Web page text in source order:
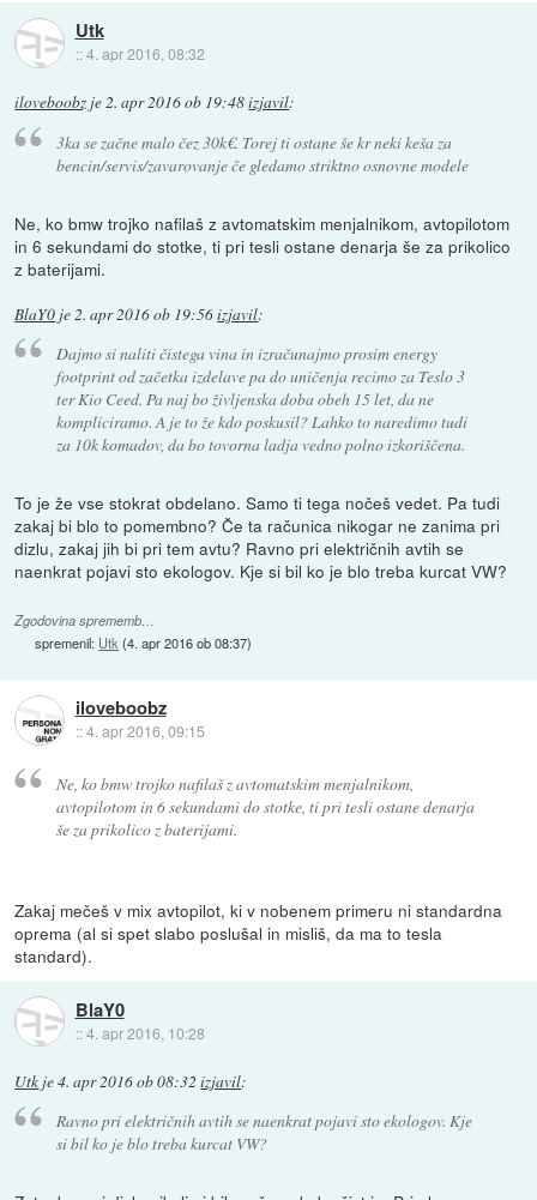
Utk
::4. apr 2016, 08:32
iloveboobz je2. apr 2016 ob 19:48izjavil:
3ka se začne malo čez 30k€. Torej ti ostane še kr neki keša za
bencin/servis/zavarovanje če gledamo striktno osnovne modele
Ne, ko bmw trojko nafilaš z avtomatskim menjalnikom, avtopilotom
in 6 sekundami do stotke, ti pri tesli ostane denarja še za prikolico
z baterijami.
BlaY0 je 2. apr 2016 ob 19:56izjavil:
Dajmo si naliti čistega vina in izračunajmo prosim energy
footprint od začetka izdelave pa do uničenja recimo za Teslo 3
ter Kio Ceed. Pa naj bo življenska doba obeh 15 let, da ne
kompliciramo. A je to že kdo poskusil? Lahko to naredimo tudi
za 10k komadov, da bo tovorna ladja vedno polno izkoriščena.
To je že vse stokrat obdelano. Samo ti tega nočeš vedet. Pa tudi
zakaj bi blo to pomembno? Če ta računica nikogar ne zanima pri
dizlu, zakaj jih bi pri tem avtu? Ravno pri električnih avtih se
naenkrat pojavi sto ekologov. Kje si bil ko je blo treba kurcat VW?
Zgodovina sprememb…
spremenil: Utk(4. apr 2016 ob 08:37)
iloveboobz
::4. apr 2016, 09:15
Ne, ko bmw trojko nafilaš z avtomatskim menjalnikom,
avtopilotom in 6 sekundami do stotke, ti pri tesli ostane denarja
še za prikolico z baterijami.
Zakaj mečeš v mix avtopilot, ki v nobenem primeru ni standardna
oprema (al si spet slabo poslušal in misliš, da ma to tesla
standard).
BlaY0
::4. apr 2016, 10:28
Utk je4. apr 2016 ob 08:32 izjavil:
Ravno pri električnih avtih se naenkrat pojavi sto ekologov. Kje
si bil ko je blo treba kurcat VW?